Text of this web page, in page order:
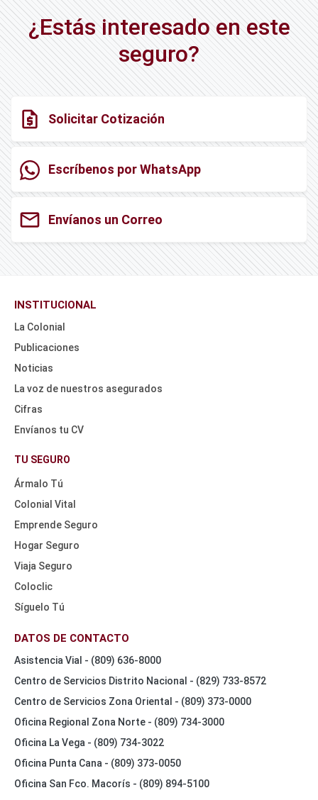
¿Estás interesado en este
seguro?
request_quote Solicitar Cotización
Escríbenos por WhatsApp
mail Envíanos un Correo
INSTITUCIONAL
La Colonial
Publicaciones
Noticias
La voz de nuestros asegurados
Cifras
Envíanos tu CV
NAV
TU SEGURO
Ármalo Tú
Colonial Vital
Emprende Seguro
Hogar Seguro
Viaja Seguro
Coloclic
Síguelo Tú
DATOS DE CONTACTO
Asistencia Vial - (809) 636-8000
Centro de Servicios Distrito Nacional - (829) 733-8572
Centro de Servicios Zona Oriental - (809) 373-0000
Oficina Regional Zona Norte - (809) 734-3000
Oficina La Vega - (809) 734-3022
Oficina Punta Cana - (809) 373-0050
Oficina San Fco. Macorís - (809) 894-5100